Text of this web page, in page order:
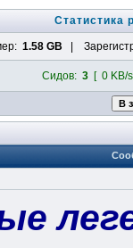
Статистика
1.58 GB |
Сидов: 3 [ 0 KB/